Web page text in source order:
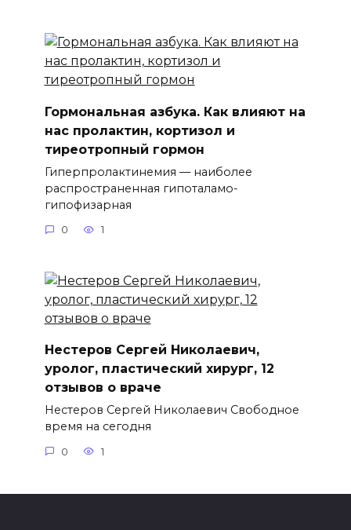
Гормональная азбука. Как влияют на
нас пролактин, кортизол и
тиреотропный гормон
Гиперпролактинемия — наиболее
распространенная гипоталамо-
гипофизарная
0 1
Нестеров Сергей Николаевич,
уролог, пластический хирург, 12
отзывов о враче
Нестеров Сергей Николаевич Свободное
время на сегодня
0 1